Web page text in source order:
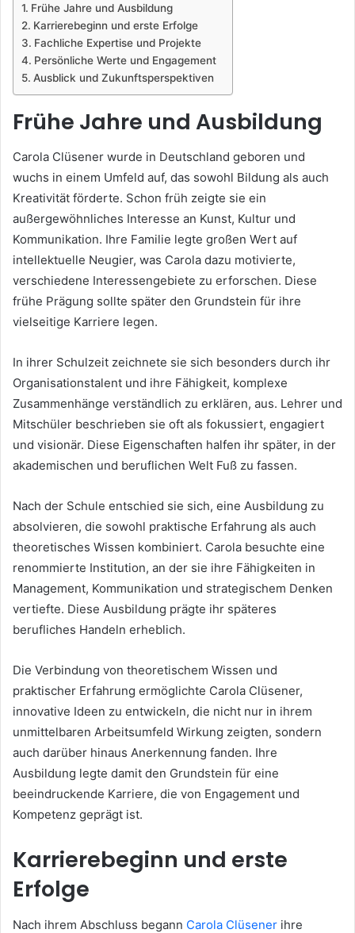
Frühe Jahre und Ausbildung
Karrierebeginn und erste Erfolge
Fachliche Expertise und Projekte
Persönliche Werte und Engagement
Ausblick und Zukunftsperspektiven
Frühe Jahre und Ausbildung
Carola Clüsener wurde in Deutschland geboren und
wuchs in einem Umfeld auf, das sowohl Bildung als auch
Kreativität förderte. Schon früh zeigte sie ein
außergewöhnliches Interesse an Kunst, Kultur und
Kommunikation. Ihre Familie legte großen Wert auf
intellektuelle Neugier, was Carola dazu motivierte,
verschiedene Interessengebiete zu erforschen. Diese
frühe Prägung sollte später den Grundstein für ihre
vielseitige Karriere legen.
In ihrer Schulzeit zeichnete sie sich besonders durch ihr
Organisationstalent und ihre Fähigkeit, komplexe
Zusammenhänge verständlich zu erklären, aus. Lehrer und
Mitschüler beschrieben sie oft als fokussiert, engagiert
und visionär. Diese Eigenschaften halfen ihr später, in der
akademischen und beruflichen Welt Fuß zu fassen.
Nach der Schule entschied sie sich, eine Ausbildung zu
absolvieren, die sowohl praktische Erfahrung als auch
theoretisches Wissen kombiniert. Carola besuchte eine
renommierte Institution, an der sie ihre Fähigkeiten in
Management, Kommunikation und strategischem Denken
vertiefte. Diese Ausbildung prägte ihr späteres
berufliches Handeln erheblich.
Die Verbindung von theoretischem Wissen und
praktischer Erfahrung ermöglichte Carola Clüsener,
innovative Ideen zu entwickeln, die nicht nur in ihrem
unmittelbaren Arbeitsumfeld Wirkung zeigten, sondern
auch darüber hinaus Anerkennung fanden. Ihre
Ausbildung legte damit den Grundstein für eine
beeindruckende Karriere, die von Engagement und
Kompetenz geprägt ist.
Karrierebeginn und erste
Erfolge
Nach ihrem Abschluss begann Carola Clüsener ihre